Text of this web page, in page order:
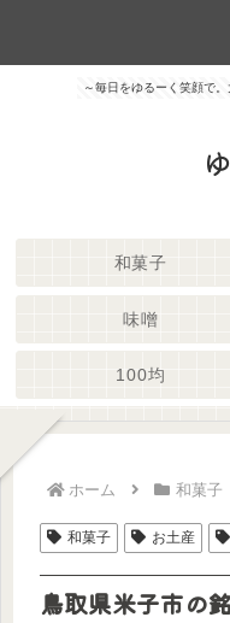
～毎日をゆるーく笑顔で
和菓子
味噌
100均
ホーム 和菓子
和菓子 お土産
鳥取県米子市の